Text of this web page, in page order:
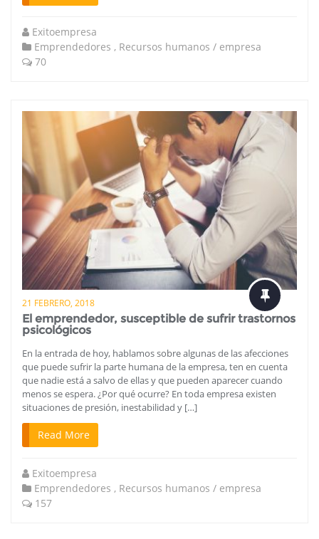
Exitoempresa
Emprendedores , Recursos humanos / empresa
70
21 FEBRERO, 2018
El emprendedor, susceptible de sufrir trastornos
psicológicos
En la entrada de hoy, hablamos sobre algunas de las afecciones
que puede sufrir la parte humana de la empresa, ten en cuenta
que nadie está a salvo de ellas y que pueden aparecer cuando
menos se espera. ¿Por qué ocurre? En toda empresa existen
situaciones de presión, inestabilidad y […]
Read More
Exitoempresa
Emprendedores , Recursos humanos / empresa
157